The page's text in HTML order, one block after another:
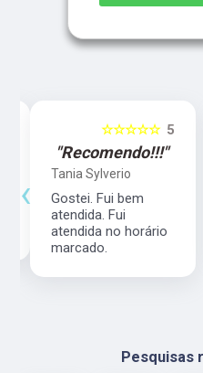
5
☆☆☆☆☆
"Recomendo!!!"
Tania Sylverio
Gostei. Fui bem
atendida. Fui
atendida no horário
marcado.
‹
Pesquisas